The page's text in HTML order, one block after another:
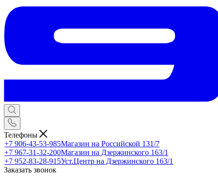
Телефоны
+7 906-43-53-985Магазин на Российской 131/7
+7 967-31-32-200Магазин на Дзержинского 163/1
+7 952-83-28-915Уст.Центр на Дзержинского 163/1
Заказать звонок